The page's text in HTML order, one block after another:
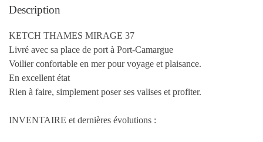
Description
KETCH THAMES MIRAGE 37
Livré avec sa place de port à Port-Camargue
Voilier confortable en mer pour voyage et plaisance.
En excellent état
Rien à faire, simplement poser ses valises et profiter.
INVENTAIRE et dernières évolutions :